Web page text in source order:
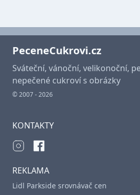
PeceneCukrovi.cz
Sváteční, vánoční, velikonoční,
nepečené cukroví s obrázky
© 2007 - 2026
KONTAKTY
REKLAMA
Lidl Parkside srovnávač cen